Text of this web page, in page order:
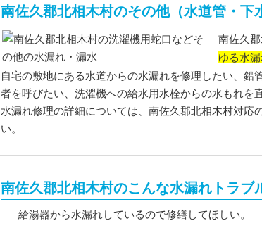
南佐久郡北相木村のその他（水道管・下
南佐久
ゆる水
自宅の敷地にある水道からの水漏れを修理したい、鉛
者を呼びたい、洗濯機への給水用水栓からの水もれを
水漏れ修理の詳細については、南佐久郡北相木村対応
い。
南佐久郡北相木村のこんな水漏れトラブ
給湯器から水漏れしているので修繕してほしい。